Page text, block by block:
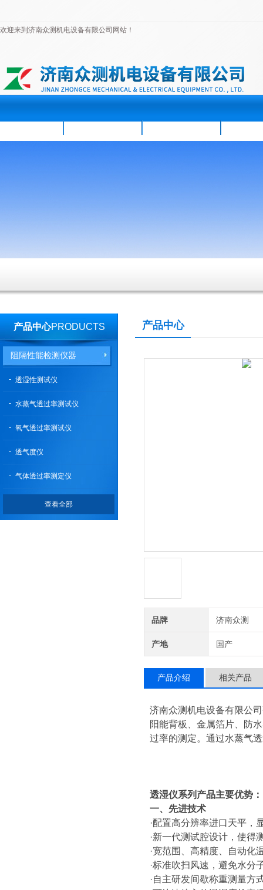
欢迎来到济南众测机电设备有限公司网站！
产品中心PRODUCTS
阻隔性能检测仪器
透湿性测试仪
水蒸气透过率测试仪
氧气透过率测试仪
透气度仪
气体透过率测定仪
查看全部
产品中心
品牌 济南众测
产地 国产
产品介绍 相关产品
济南众测机电设备有限公
阳能背板、金属箔片、防
过率的测定。通过水蒸气
透湿仪系列产品主要优势：
一、先进技术
·配置高分辨率进口天平，
·新一代测试腔设计，使得
·宽范围、高精度、自动化
·标准吹扫风速，避免水分
·自主研发间歇称重测量方